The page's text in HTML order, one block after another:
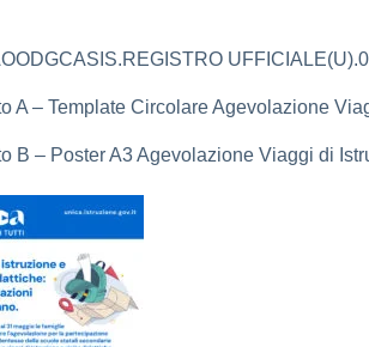
A – Template Circolare Agevolazione
B – Poster A3 Agevolazione Viaggi di